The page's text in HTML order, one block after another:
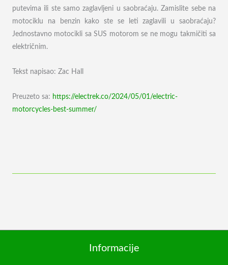
putevima ili ste samo zaglavljeni u saobraćaju. Zamislite sebe na
motociklu na benzin kako ste se leti zaglavili u saobraćaju?
Jednostavno motocikli sa SUS motorom se ne mogu takmičiti sa
električnim.
Tekst napisao: Zac Hall
Preuzeto sa: https://electrek.co/2024/05/01/electric-
motorcycles-best-summer/
Informacije